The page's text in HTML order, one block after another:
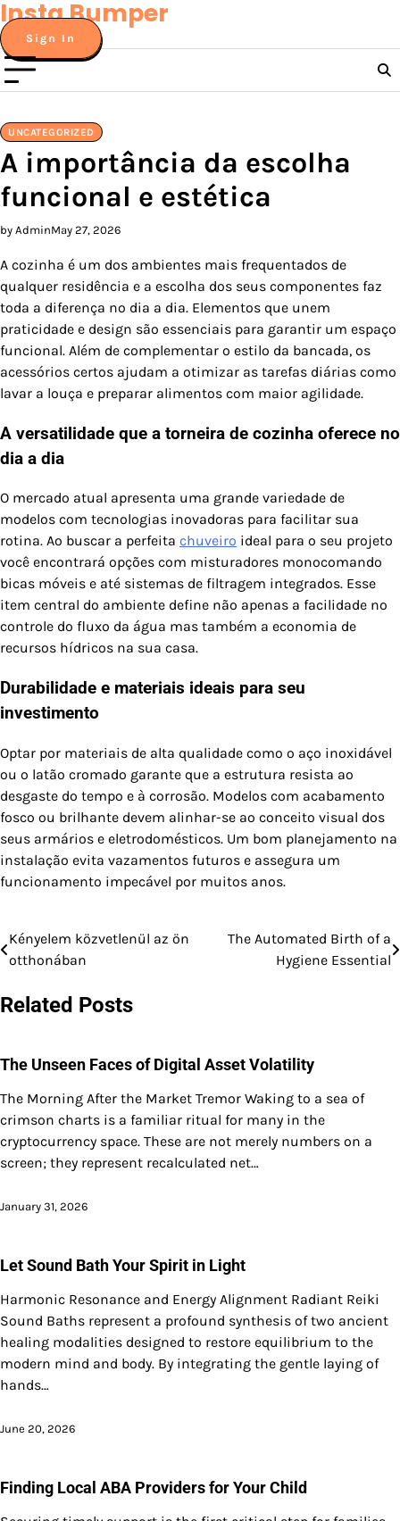
Skip
to
content
Insta Bumper
Sign In
UNCATEGORIZED
A importância da escolha
funcional e estética
by AdminMay 27, 2026
A cozinha é um dos ambientes mais frequentados de
qualquer residência e a escolha dos seus componentes faz
toda a diferença no dia a dia. Elementos que unem
praticidade e design são essenciais para garantir um espaço
funcional. Além de complementar o estilo da bancada, os
acessórios certos ajudam a otimizar as tarefas diárias como
lavar a louça e preparar alimentos com maior agilidade.
A versatilidade que a torneira de cozinha oferece no
dia a dia
O mercado atual apresenta uma grande variedade de
modelos com tecnologias inovadoras para facilitar sua
rotina. Ao buscar a perfeita chuveiro ideal para o seu projeto
você encontrará opções com misturadores monocomando
bicas móveis e até sistemas de filtragem integrados. Esse
item central do ambiente define não apenas a facilidade no
controle do fluxo da água mas também a economia de
recursos hídricos na sua casa.
Durabilidade e materiais ideais para seu
investimento
Optar por materiais de alta qualidade como o aço inoxidável
ou o latão cromado garante que a estrutura resista ao
desgaste do tempo e à corrosão. Modelos com acabamento
fosco ou brilhante devem alinhar-se ao conceito visual dos
seus armários e eletrodomésticos. Um bom planejamento na
instalação evita vazamentos futuros e assegura um
funcionamento impecável por muitos anos.
Post
Kényelem közvetlenül az ön
otthonában
The Automated Birth of a
Hygiene Essential
Related Posts
The Unseen Faces of Digital Asset Volatility
The Morning After the Market Tremor Waking to a sea of
crimson charts is a familiar ritual for many in the
cryptocurrency space. These are not merely numbers on a
screen; they represent recalculated net…
January 31, 2026
Let Sound Bath Your Spirit in Light
Harmonic Resonance and Energy Alignment Radiant Reiki
Sound Baths represent a profound synthesis of two ancient
healing modalities designed to restore equilibrium to the
modern mind and body. By integrating the gentle laying of
hands…
June 20, 2026
Finding Local ABA Providers for Your Child